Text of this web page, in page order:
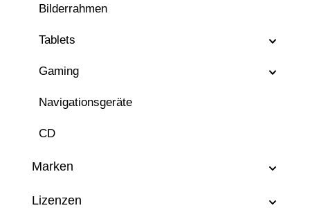
Bilderrahmen
Tablets
Gaming
Navigationsgeräte
CD
Marken
Lizenzen